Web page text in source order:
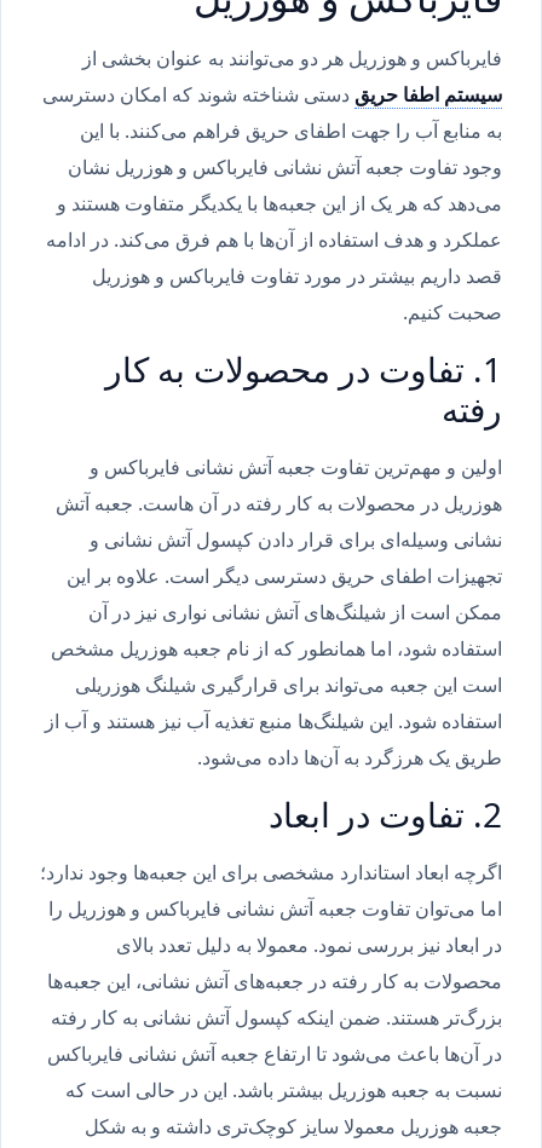
فایرباکس و هوزریل هر دو می‌توانند به عنوان بخشی از
سیستم اطفا حریقدستی شناخته شوند که امکان دسترسی
به منابع آب را جهت اطفای حریق فراهم می‌کنند. با این
وجود تفاوت جعبه آتش نشانی فایرباکس و هوزریل نشان
می‌دهد که هر یک از این جعبه‌ها با یکدیگر متفاوت هستند و
عملکرد و هدف استفاده از آن‌ها با هم فرق می‌کند. در ادامه
قصد داریم بیشتر در مورد تفاوت فایرباکس و هوزریل
صحبت کنیم.
1. تفاوت در محصولات به کار
رفته
اولین و مهم‌ترین تفاوت جعبه آتش نشانی فایرباکس و
هوزریل در محصولات به کار رفته در آن هاست. جعبه آتش
نشانی وسیله‌ای برای قرار دادن کپسول آتش نشانی و
تجهیزات اطفای حریق دسترسی دیگر است. علاوه بر این
ممکن است از شیلنگ‌‌های آتش نشانی نواری نیز در آن
استفاده شود، اما همانطور که از نام جعبه هوزریل مشخص
است این جعبه می‌تواند برای قرارگیری شیلنگ‌ هوزریلی
استفاده شود. این شیلنگ‌‌ها منبع تغذیه آب نیز هستند و آب از
طریق یک هرزگرد به آن‌ها داده می‌شود.
2. تفاوت در ابعاد
اگرچه ابعاد استاندارد مشخصی برای این جعبه‌ها وجود ندارد؛
اما می‌توان تفاوت جعبه آتش نشانی فایرباکس و هوزریل را
در ابعاد نیز بررسی نمود. معمولا به دلیل تعدد بالای
محصولات به کار رفته در جعبه‌های آتش نشانی، این جعبه‌ها
بزرگ‌تر هستند. ضمن اینکه کپسول آتش نشانی به کار رفته
در آن‌ها باعث می‌شود تا ارتفاع جعبه آتش نشانی فایرباکس
نسبت به جعبه هوزریل بیشتر باشد. این در حالی است که
جعبه هوزریل معمولا سایز کوچک‌تری داشته و به شکل